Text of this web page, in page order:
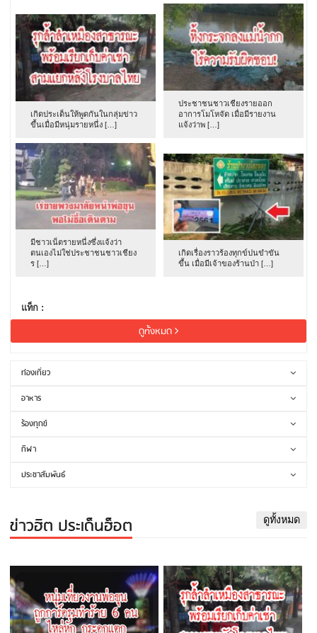
เกิดประเด็นให้พูดกันในกลุ่มข่าว
ขึ้นเมื่อมีหนุ่มรายหนึ่ง […]
ประชาชนชาวเชียงรายออก
อาการโมโหจัด เมื่อมีรายงาน
แจ้งว่าพ […]
มีชาวเน็ตรายหนึ่งซึ่งแจ้งว่า
ตนเองไม่ใช่ประชาชนชาวเชียง
ร […]
เกิดเรื่องราวร้องทุกข์ปนขำขัน
ขึ้น เมื่อมีเจ้าของร้านป่า […]
แท็ก :
ดูทั้งหมด
ท่องเที่ยว
อาหาร
ร้องทุกข์
กีฬา
ประชาสัมพันธ์
ข่าวฮิต ประเด็นฮ็อต ดูทั้งหมด